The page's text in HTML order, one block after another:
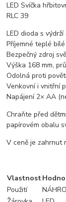
LED Svíčka
RLC 39
LED dioda s výdrží
Příjemné teplé
Bezpečný zdroj
Výška 168 mm,
Odolná proti
Venkovní i vnitřní
Napájení 2× AA
Chraňte před
papírovém obalu
V ceně je zahrnut
Vlastnost
Použití